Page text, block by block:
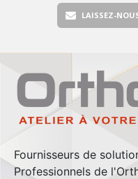
LAISSEZ-
Fournisseurs de
Professionnels de